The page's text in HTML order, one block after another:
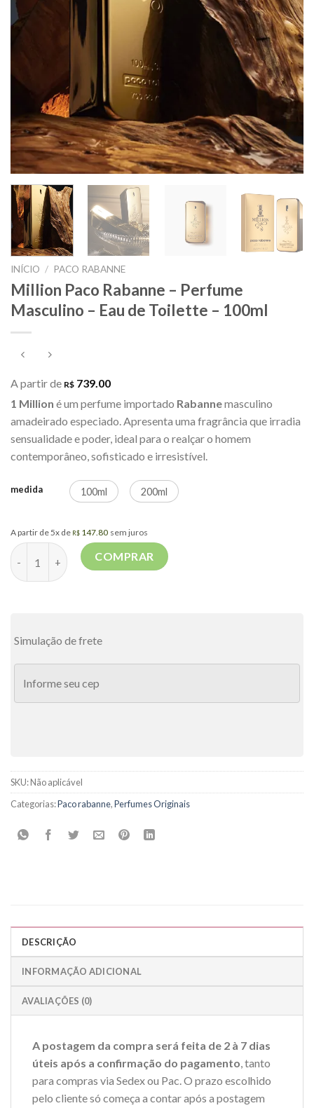
INÍCIO / PACO RABANNE
Million Paco Rabanne – Perfume
Masculino – Eau de Toilette – 100ml
A partir de R$ 739.00
1 Million é um perfume importado Rabannemasculino
amadeirado especiado. Apresenta uma fragrância que irradia
sensualidade e poder, ideal para o realçar o homem
contemporâneo, sofisticado e irresistível.
medida 100ml 200ml
A partir de 5x de R$ 147.80 sem juros
Million Paco Rabanne – Perfume Masculino – Eau de Toilette –
COMPRAR
Simulação de frete
SKU:Não aplicável
Categorias:Paco rabanne,Perfumes Originais
DESCRIÇÃO
INFORMAÇÃO ADICIONAL
AVALIAÇÕES (0)
A postagem da compra será feita de 2 à 7 dias
úteis após a confirmação do pagamento , tanto
para compras via Sedex ou Pac. O prazo escolhido
pelo cliente só começa a contar após a postagem